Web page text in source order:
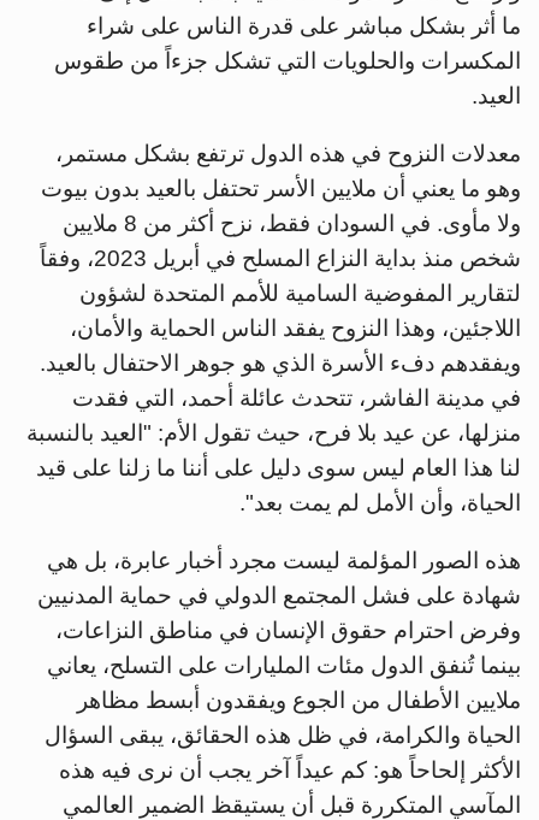
ما أثر بشكل مباشر على قدرة الناس على شراء
المكسرات والحلويات التي تشكل جزءاً من طقوس
العيد.
معدلات النزوح في هذه الدول ترتفع بشكل مستمر،
وهو ما يعني أن ملايين الأسر تحتفل بالعيد بدون بيوت
ولا مأوى. في السودان فقط، نزح أكثر من 8 ملايين
شخص منذ بداية النزاع المسلح في أبريل 2023، وفقاً
لتقارير المفوضية السامية للأمم المتحدة لشؤون
اللاجئين، وهذا النزوح يفقد الناس الحماية والأمان،
ويفقدهم دفء الأسرة الذي هو جوهر الاحتفال بالعيد.
في مدينة الفاشر، تتحدث عائلة أحمد، التي فقدت
منزلها، عن عيد بلا فرح، حيث تقول الأم: "العيد بالنسبة
لنا هذا العام ليس سوى دليل على أننا ما زلنا على قيد
الحياة، وأن الأمل لم يمت بعد".
هذه الصور المؤلمة ليست مجرد أخبار عابرة، بل هي
شهادة على فشل المجتمع الدولي في حماية المدنيين
وفرض احترام حقوق الإنسان في مناطق النزاعات،
بينما تُنفق الدول مئات المليارات على التسلح، يعاني
ملايين الأطفال من الجوع ويفقدون أبسط مظاهر
الحياة والكرامة، في ظل هذه الحقائق، يبقى السؤال
الأكثر إلحاحاً هو: كم عيداً آخر يجب أن نرى فيه هذه
المآسي المتكررة قبل أن يستيقظ الضمير العالمي